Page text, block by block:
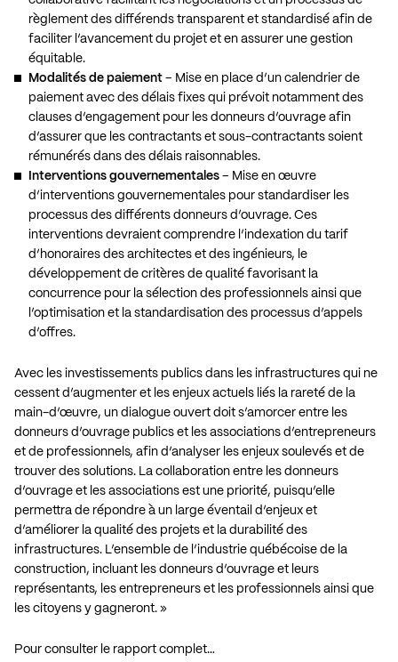
règlement des différends transparent et standardisé afin de
faciliter l’avancement du projet et en assurer une gestion
équitable.
Modalités de paiement – Mise en place d’un calendrier de
paiement avec des délais fixes qui prévoit notamment des
clauses d’engagement pour les donneurs d’ouvrage afin
d’assurer que les contractants et sous-contractants soient
rémunérés dans des délais raisonnables.
Interventions gouvernementales – Mise en œuvre
d’interventions gouvernementales pour standardiser les
processus des différents donneurs d’ouvrage. Ces
interventions devraient comprendre l’indexation du tarif
d’honoraires des architectes et des ingénieurs, le
développement de critères de qualité favorisant la
concurrence pour la sélection des professionnels ainsi que
l’optimisation et la standardisation des processus d’appels
d’offres.
Avec les investissements publics dans les infrastructures qui ne
cessent d’augmenter et les enjeux actuels liés la rareté de la
main-d’œuvre, un dialogue ouvert doit s’amorcer entre les
donneurs d’ouvrage publics et les associations d’entrepreneurs
et de professionnels, afin d’analyser les enjeux soulevés et de
trouver des solutions. La collaboration entre les donneurs
d’ouvrage et les associations est une priorité, puisqu’elle
permettra de répondre à un large éventail d’enjeux et
d’améliorer la qualité des projets et la durabilité des
infrastructures. L’ensemble de l’industrie québécoise de la
construction, incluant les donneurs d’ouvrage et leurs
représentants, les entrepreneurs et les professionnels ainsi que
les citoyens y gagneront. »
Pour consulter le rapport complet…